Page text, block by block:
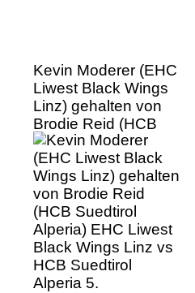
Kevin Moderer (EHC
Liwest Black Wings
Linz) gehalten von
Brodie Reid (HCB
Suedtirol Alperia)
EHC Liwest Black
Wings Linz vs HCB
Suedtirol Alperia 5.
Viertelfinale